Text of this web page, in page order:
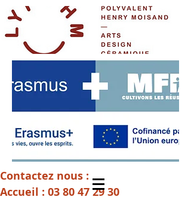
Contactez nous :
Accueil : 03 80 47 29 30